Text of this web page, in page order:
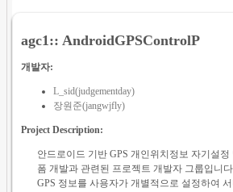
agc1:: AndroidGPSControlP
개발자:
L_sid(judgementday)
장원준(jangwjfly)
Project Description:
안드로이드 기반 GPS 개인위치정보 자기설정
폼 개발과 관련된 프로젝트 개발자 그룹입니
GPS 정보를 사용자가 개별적으로 설정하여